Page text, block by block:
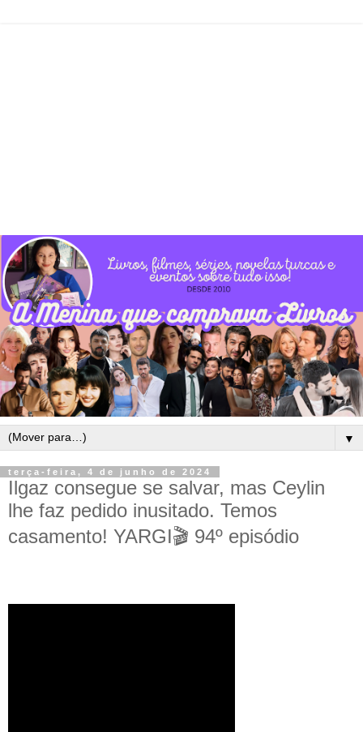
▼
terça-feira, 4 de junho de 2024
Ilgaz consegue se salvar, mas Ceylin
lhe faz pedido inusitado. Temos
casamento! YARGI🎬 94º episódio